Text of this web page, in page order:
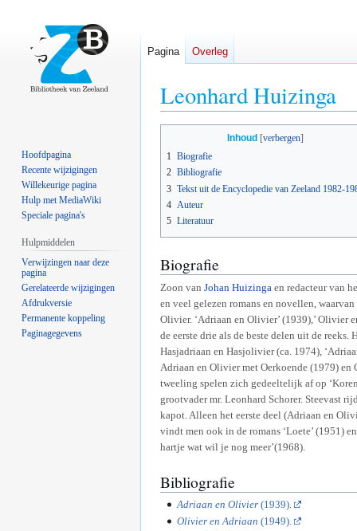
Leonhard Huizinga
navigatie
springen
zoeken
springen
Inhoud
1 Biografie
2 Bibliografie
3 Tekst uit de Encyclopedie van Zeeland 1982-
4 Auteur
5 Literatuur
Biografie
Zoon van Johan Huizinga en redacteur van
en veel gelezen romans en novellen,
Olivier. ‘Adriaan en Olivier’ (1939),’ Olivier
de eerste drie als de beste delen uit de
Hasjadriaan en Hasjolivier (ca. 1974),
Adriaan en Olivier met Oerkoende (1979)
tweeling spelen zich gedeeltelijk af op
grootvader mr. Leonhard Schorer. Steevast
kapot. Alleen het eerste deel (Adriaan en
vindt men ook in de romans ‘Loete’ (1951)
hartje wat wil je nog meer’(1968).
Bibliografie
Adriaan en Olivier(1939).
Olivier en Adriaan (1949).
Pagina Overleg
Hoofdpagina
Recente wijzigingen
Willekeurige pagina
Hulp met MediaWiki
Speciale pagina's
Hulpmiddelen
Verwijzingen naar deze
pagina
Gerelateerde wijzigingen
Afdrukversie
Permanente koppeling
Paginagegevens